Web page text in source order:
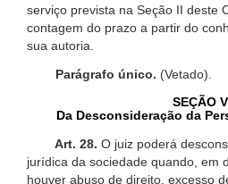
serviço prevista na Seção II deste
contagem do prazo a partir do
sua autoria.
Parágrafo único. (Vetado).
SEÇÃO V
Da Desconsideração da
Art. 28. O juiz poderá
jurídica da sociedade quando, em
houver abuso de direito, excesso